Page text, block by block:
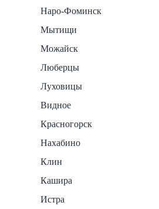
Наро-Фоминск
Мытищи
Можайск
Люберцы
Луховицы
Видное
Красногорск
Нахабино
Клин
Кашира
Истра